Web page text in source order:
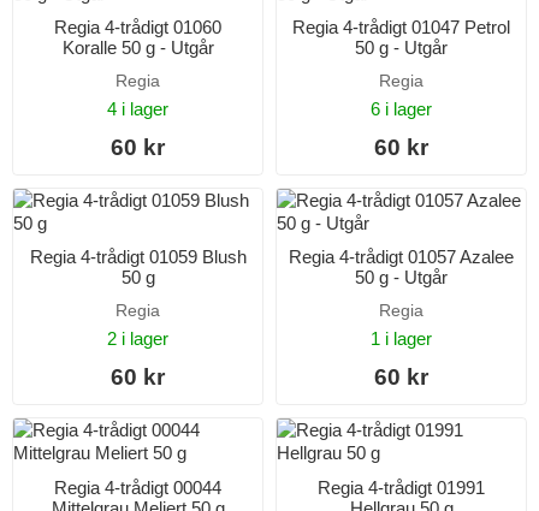
Regia 4-trådigt 01060
Koralle 50 g - Utgår
Regia
4 i lager
60 kr
Regia 4-trådigt 01047 Petrol
50 g - Utgår
Regia
6 i lager
60 kr
Regia 4-trådigt 01059 Blush
50 g
Regia
2 i lager
60 kr
Regia 4-trådigt 01057 Azalee
50 g - Utgår
Regia
1 i lager
60 kr
Regia 4-trådigt 00044
Regia 4-trådigt 01991